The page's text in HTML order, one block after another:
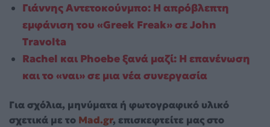
Γιάννης Αντετοκούνμπο: Η απρόβλεπτη
εμφάνιση του «Greek Freak» σε John
Travolta
Rachel και Phoebe ξανά μαζί: Η επανένωση
και το «ναι» σε μια νέα συνεργασία
Για σχόλια, μηνύματα ή φωτογραφικό υλικό
σχετικά με το Mad.gr, επισκεφτείτε μας στο